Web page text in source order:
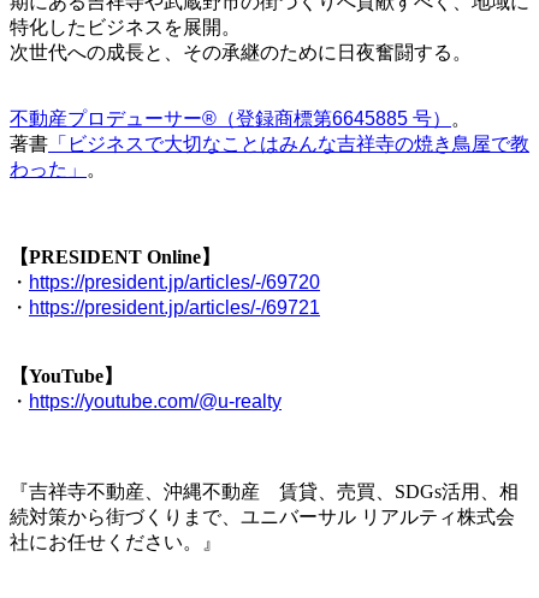
特化したビジネスを展開。
次世代への成長と、その承継のために日夜奮闘する。
不動産プロデューサー®（登録商標第6645885 号）
。
著書 「ビジネスで大切なことはみんな吉祥寺の焼き鳥屋で教
わった」
。
【PRESIDENT Online】
・ https://president.jp/articles/-/69720
・ https://president.jp/articles/-/69721
【YouTube】
・ https://youtube.com/@u-realty
『吉祥寺不動産、沖縄不動産 賃貸、売買、SDGs活用、相
続対策から街づくりまで、ユニバーサル リアルティ株式会
社にお任せください。』